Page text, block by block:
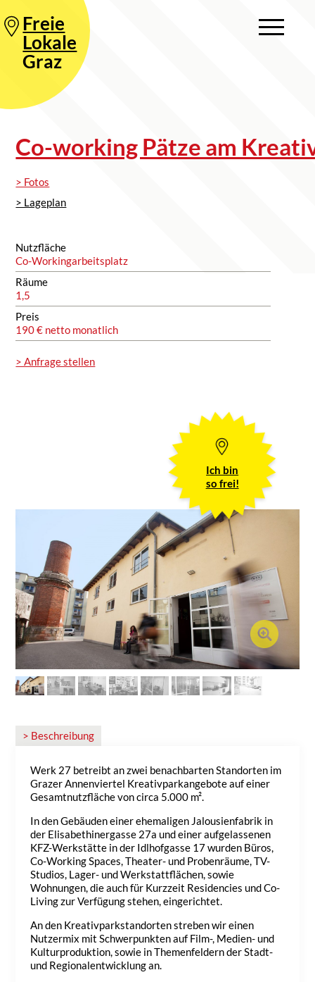
Freie
Lokale
Graz
Co-working Pätze am
> Fotos
> Lageplan
Nutzfläche
Co-Workingarbeitsplatz
Räume
1,5
Preis
190 € netto monatlich
> Anfrage stellen
Ich bin
so frei!
> Beschreibung
Werk 27 betreibt an zwei benachbarten Standorten im
Grazer Annenviertel Kreativparkangebote auf einer
Gesamtnutzfläche von circa 5.000 m².
In den Gebäuden einer ehemaligen Jalousienfabrik in
der Elisabethinergasse 27a und einer aufgelassenen
KFZ-Werkstätte in der Idlhofgasse 17 wurden Büros,
Co-Working Spaces, Theater- und Probenräume, TV-
Studios, Lager- und Werkstattflächen, sowie
Wohnungen, die auch für Kurzzeit Residencies und Co-
Living zur Verfügung stehen, eingerichtet.
An den Kreativparkstandorten streben wir einen
Nutzermix mit Schwerpunkten auf Film-, Medien- und
Kulturproduktion, sowie in Themenfeldern der Stadt-
und Regionalentwicklung an.